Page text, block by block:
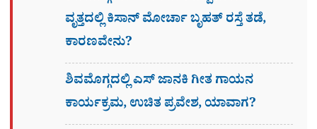
ವೃತ್ತದಲ್ಲಿ ಕಿಸಾನ್ ಮೋರ್ಚಾ ಬೃಹತ್ ರಸ್ತೆ ತಡೆ,
ಕಾರಣವೇನು?
ಶಿವಮೊಗ್ಗದಲ್ಲಿ ಎಸ್​ ಜಾನಕಿ ಗೀತ ಗಾಯನ
ಕಾರ್ಯಕ್ರಮ, ಉಚಿತ ಪ್ರವೇಶ, ಯಾವಾಗ?